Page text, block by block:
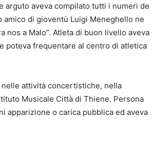
arguto aveva compilato tutti i numeri de
amico di gioventù Luigi Meneghello ne
nos a Malo”. Atleta di buon livello aveva
poteva frequentare al centro di atletica
attività concertistiche, nella
Musicale Città di Thiene. Persona
apparizione o carica pubblica ed aveva